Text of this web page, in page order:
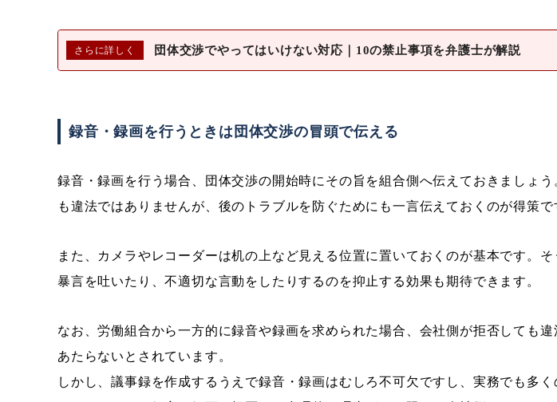
団体交渉でやってはいけない対応｜ 10の禁止事項を弁護士が解説
録音・録画を行うときは団体交渉の冒頭で伝える
録音・録画を行う場合、団体交渉の開始時にその旨を組合側へ伝えておきましょ
も違法ではありませんが、後のトラブルを防ぐためにも一言伝えておくのが得策で
また、カメラやレコーダーは机の上など見える位置に置いておくのが基本です。
暴言を吐いたり、不適切な言動をしたりするのを抑止する効果も期待できます。
なお、労働組合から一方的に録音や録画を求められた場合、会社側が拒否しても
あたらないとされています。
しかし、議事録を作成するうえで録音・録画はむしろ不可欠ですし、実務でも多く